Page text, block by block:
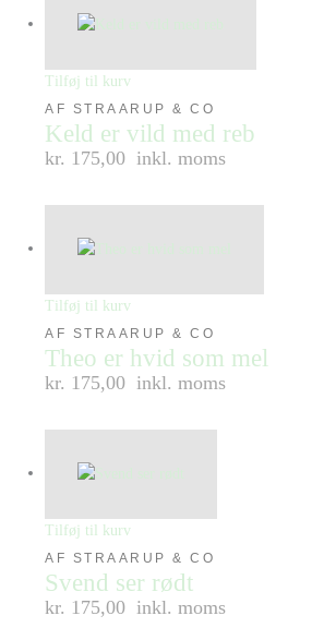
Tilføj til kurv
AF STRAARUP & CO
Keld er vild med reb
kr. 175,00 inkl. moms
Tilføj til kurv
AF STRAARUP & CO
Theo er hvid som mel
kr. 175,00 inkl. moms
Tilføj til kurv
AF STRAARUP & CO
Svend ser rødt
kr. 175,00 inkl. moms